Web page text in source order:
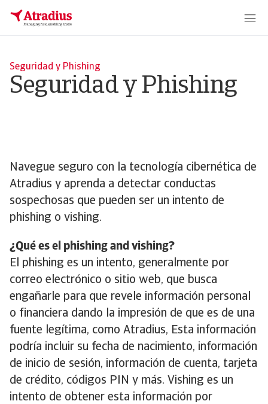
Seguridad y Phishing
Seguridad y Phishing
Navegue seguro con la tecnología cibernética de
Atradius y aprenda a detectar conductas
sospechosas que pueden ser un intento de
phishing o vishing.
¿Qué es el phishing and vishing?
El phishing es un intento, generalmente por
correo electrónico o sitio web, que busca
engañarle para que revele información personal
o financiera dando la impresión de que es de una
fuente legítima, como Atradius, Esta información
podría incluir su fecha de nacimiento, información
de inicio de sesión, información de cuenta, tarjeta
de crédito, códigos PIN y más. Vishing es un
intento de obtener esta información por